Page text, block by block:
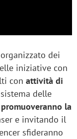
dei
iniziative con
con attività di
delle
promuoveranno la
e invitando il
sfideranno